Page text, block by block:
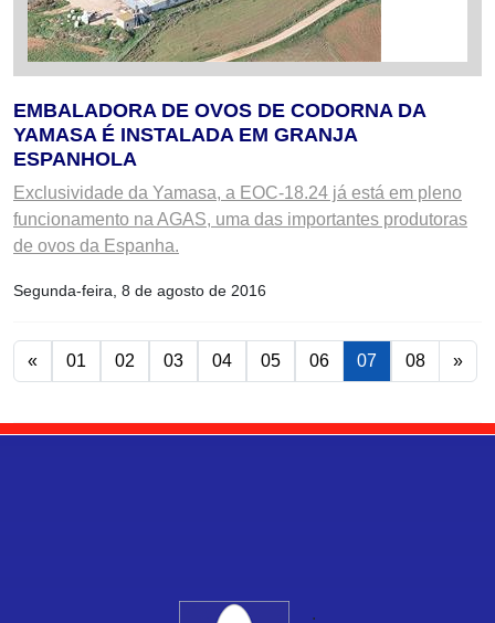
EMBALADORA DE OVOS DE CODORNA DA
YAMASA É INSTALADA EM GRANJA
ESPANHOLA
Exclusividade da Yamasa, a EOC-18.24 já está em pleno
funcionamento na AGAS, uma das importantes produtoras
de ovos da Espanha.
Segunda-feira, 8 de agosto de 2016
« 01 02 03 04 05 06 07 08 »
.